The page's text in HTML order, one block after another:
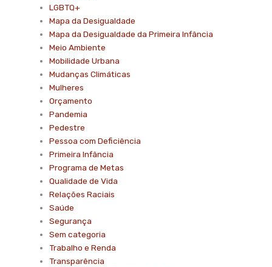
LGBTQ+
Mapa da Desigualdade
Mapa da Desigualdade da Primeira Infância
Meio Ambiente
Mobilidade Urbana
Mudanças Climáticas
Mulheres
Orçamento
Pandemia
Pedestre
Pessoa com Deficiência
Primeira Infância
Programa de Metas
Qualidade de Vida
Relações Raciais
Saúde
Segurança
Sem categoria
Trabalho e Renda
Transparência